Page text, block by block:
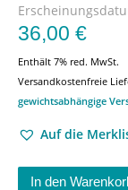
36,00 €
Enthält 7% red. MwSt.
Versandkostenfreie
gewichtsabhängige
Auf die
In den